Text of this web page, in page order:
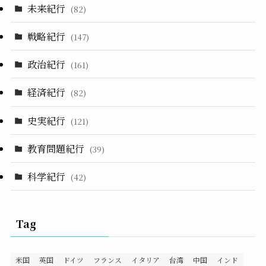
未来紀行 (82)
戦略紀行 (147)
政治紀行 (161)
経済紀行 (82)
史実紀行 (121)
教育問題紀行 (39)
科学紀行 (42)
Tag
米国 英国 ドイツ フランス イタリア 台湾 中国
インド